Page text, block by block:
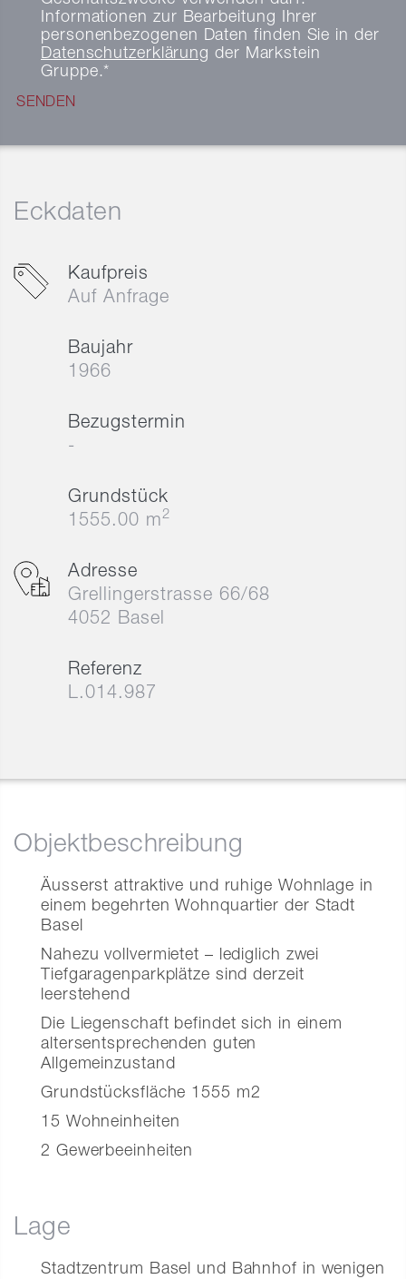
Informationen zur Bearbeitung Ihrer
personenbezogenen Daten finden Sie in der
Datenschutzerklärung der Markstein
Gruppe.
Eckdaten
Kaufpreis
Auf Anfrage
Baujahr
1966
Bezugstermin
-
Grundstück
1555.00 m2
Adresse
Grellingerstrasse 66/68
4052 Basel
Referenz
L.014.987
Objektbeschreibung
Äusserst attraktive und ruhige Wohnlage in
einem begehrten Wohnquartier der Stadt
Basel
Nahezu vollvermietet – lediglich zwei
Tiefgaragenparkplätze sind derzeit
leerstehend
Die Liegenschaft befindet sich in einem
altersentsprechenden guten
Allgemeinzustand
Grundstücksfläche 1555 m2
15 Wohneinheiten
2 Gewerbeeinheiten
Lage
Stadtzentrum Basel und Bahnhof in wenigen